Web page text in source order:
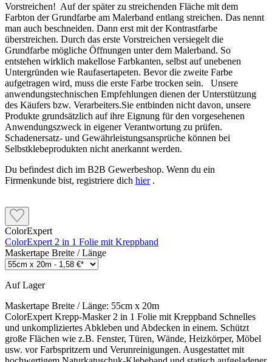
Vorstreichen! Auf der später zu streichenden Fläche mit dem
Farbton der Grundfarbe am Malerband entlang streichen. Das nennt
man auch beschneiden. Dann erst mit der Kontrastfarbe
überstreichen. Durch das erste Vorstreichen versiegelt die
Grundfarbe mögliche Öffnungen unter dem Malerband. So
entstehen wirklich makellose Farbkanten, selbst auf unebenen
Untergründen wie Raufasertapeten. Bevor die zweite Farbe
aufgetragen wird, muss die erste Farbe trocken sein. Unsere
anwendungstechnischen Empfehlungen dienen der Unterstützung
des Käufers bzw. Verarbeiters.Sie entbinden nicht davon, unsere
Produkte grundsätzlich auf ihre Eignung für den vorgesehenen
Anwendungszweck in eigener Verantwortung zu prüfen.
Schadenersatz- und Gewährleistungsansprüche können bei
Selbstklebeprodukten nicht anerkannt werden.
Du befindest dich im B2B Gewerbeshop. Wenn du ein
Firmenkunde bist, registriere dich hier.
ColorExpert
ColorExpert 2 in 1 Folie mit Kreppband
Maskertape Breite / Länge
Auf Lager
Maskertape Breite / Länge: 55cm x 20m
ColorExpert Krepp-Masker 2 in 1 Folie mit Kreppband Schnelles
und unkompliziertes Abkleben und Abdecken in einem. Schützt
große Flächen wie z.B. Fenster, Türen, Wände, Heizkörper, Möbel
usw. vor Farbspritzern und Verunreinigungen. Ausgestattet mit